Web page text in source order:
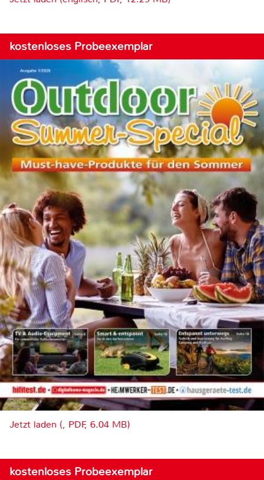
kostenloses Probeexemplar
Jetzt laden (, PDF, 6.04 MB)
kostenloses Probeexemplar